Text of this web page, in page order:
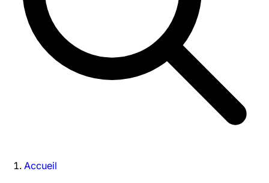
Accueil